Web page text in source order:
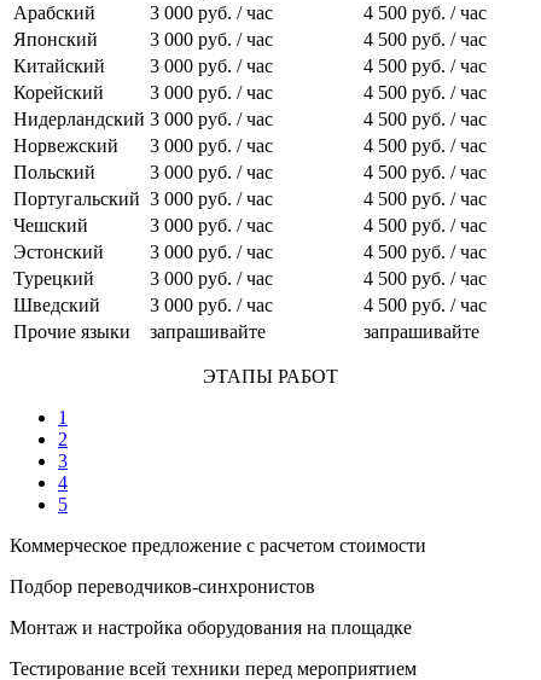
Арабский
3 000 руб. / час
4 500 руб. / час
Японский
3 000 руб. / час
4 500 руб. / час
Китайский
3 000 руб. / час
4 500 руб. / час
Корейский
3 000 руб. / час
4 500 руб. / час
Нидерландский 3 000 руб. / час
4 500 руб. / час
Норвежский
3 000 руб. / час
4 500 руб. / час
Польский
3 000 руб. / час
4 500 руб. / час
Португальский 3 000 руб. / час
4 500 руб. / час
Чешский
3 000 руб. / час
4 500 руб. / час
Эстонский
3 000 руб. / час
4 500 руб. / час
Турецкий
3 000 руб. / час
4 500 руб. / час
Шведский
3 000 руб. / час
4 500 руб. / час
Прочие языки
запрашивайте запрашивайте
ЭТАПЫ РАБОТ
1
2
3
4
5
Коммерческое предложение с расчетом стоимости
Подбор переводчиков-синхронистов
Монтаж и настройка оборудования на площадке
Тестирование всей техники перед мероприятием